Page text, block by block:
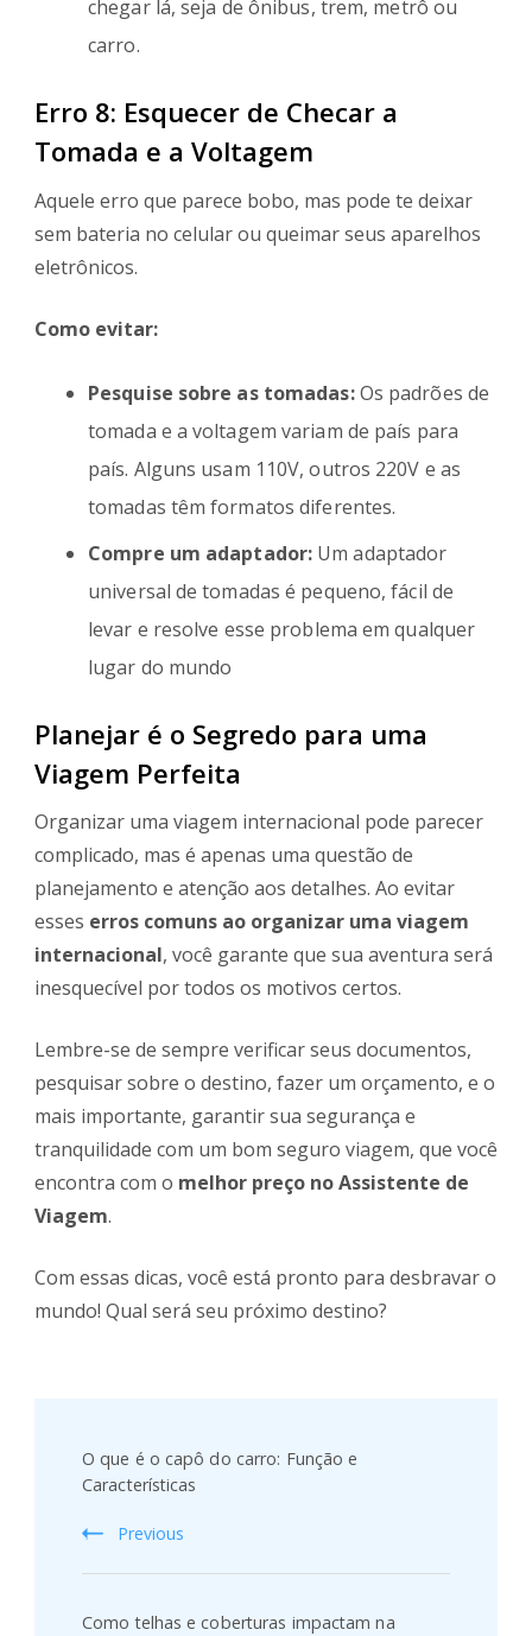
chegar lá, seja de ônibus, trem, metrô ou
carro.
Erro 8: Esquecer de Checar a
Tomada e a Voltagem
Aquele erro que parece bobo, mas pode te deixar
sem bateria no celular ou queimar seus aparelhos
eletrônicos.
Como evitar:
Pesquise sobre as tomadas:Os padrões de
tomada e a voltagem variam de país para
país. Alguns usam 110V, outros 220V e as
tomadas têm formatos diferentes.
Compre um adaptador: Um adaptador
universal de tomadas é pequeno, fácil de
levar e resolve esse problema em qualquer
lugar do mundo
Planejar é o Segredo para uma
Viagem Perfeita
Organizar uma viagem internacional pode parecer
complicado, mas é apenas uma questão de
planejamento e atenção aos detalhes. Ao evitar
esses erros comuns ao organizar uma viagem
internacional, você garante que sua aventura será
inesquecível por todos os motivos certos.
Lembre-se de sempre verificar seus documentos,
pesquisar sobre o destino, fazer um orçamento, e o
mais importante, garantir sua segurança e
tranquilidade com um bom seguro viagem, que você
encontra com o melhor preço no Assistente de
Viagem.
Com essas dicas, você está pronto para desbravar o
mundo! Qual será seu próximo destino?
Navigation
O que é o capô do carro: Função e
Características
Previous
Como telhas e coberturas impactam na